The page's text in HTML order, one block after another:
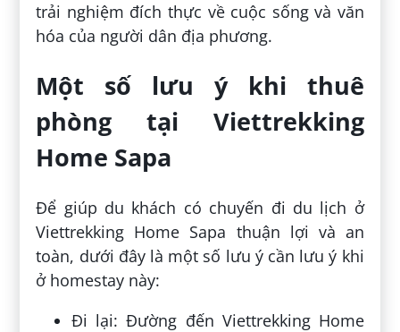
trải nghiệm đích thực về cuộc sống và văn
hóa của người dân địa phương.
Một số lưu ý khi thuê
phòng tại Viettrekking
Home Sapa
Để giúp du khách có chuyến đi du lịch ở
Viettrekking Home Sapa thuận lợi và an
toàn, dưới đây là một số lưu ý cần lưu ý khi
ở homestay này:
Đi lại: Đường đến Viettrekking Home